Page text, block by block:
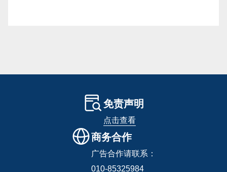
免责声明
点击查看
商务合作
广告合作请联系：
010-85325984